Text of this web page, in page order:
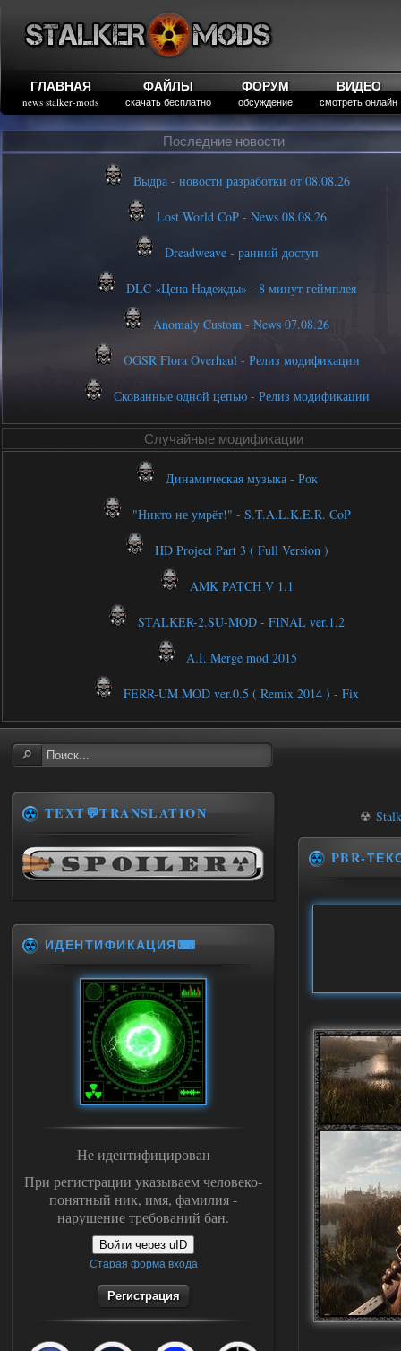
ГЛАВНАЯ
news stalker-mods
ФАЙЛЫ
скачать бесплатно
ФОРУМ
обсуждение
ВИДЕО
смотреть онлайн
Последние новости
Выдра - новости разработки от 08.08.26
Lost World CoP - News 08.08.26
Dreadweave - ранний доступ
DLC «Цена Надежды» - 8 минут геймплея
Anomaly Custom - News 07.08.26
OGSR Flora Overhaul - Релиз модификации
Скованные одной цепью - Релиз модификации
Случайные модификации
Динамическая музыка - Рок
"Никто не умрёт!" - S.T.A.L.K.E.R. CoP
HD Project Part 3 ( Full Version )
AMK PATCH V 1.1
STALKER-2.SU-MOD - FINAL ver.1.2
A.I. Merge mod 2015
FERR-UM MOD ver.0.5 ( Remix 2014 ) - Fix
☢
PBR-
TEXT💬TRANSLATION
ИДЕНТИФИКАЦИЯ⌨
Не идентифицирован
При регистрации указываем человеко-
понятный ник, имя, фамилия -
нарушение требований бан.
Войти через uID
Старая форма входа
Регистрация